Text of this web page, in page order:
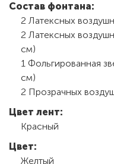
Состав фонтана:
2 Латексных
2 Латексных
см)
1 Фольгированная
см)
2 Прозрачных
Цвет лент:
Красный
Цвет:
Желтый